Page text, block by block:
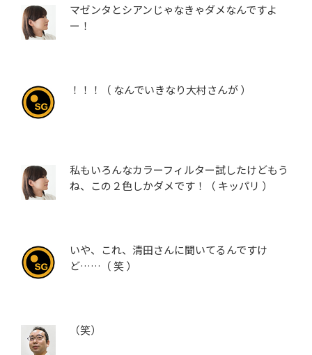
マゼンタとシアンじゃなきゃダメなんですよ
ー！
！！！（ なんでいきなり大村さんが ）
私もいろんなカラーフィルター試したけどもう
ね、この２色しかダメです！（ キッパリ ）
いや、これ、清田さんに聞いてるんですけ
ど……（ 笑 ）
（笑）